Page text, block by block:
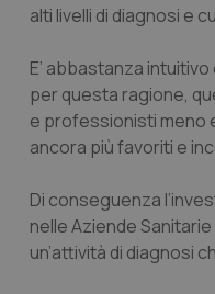
alti livelli di diagnosi e
E’ abbastanza
per questa ragione,
e professionisti meno
ancora più favoriti e
Di conseguenza
nelle Aziende
un’attività di diagnosi